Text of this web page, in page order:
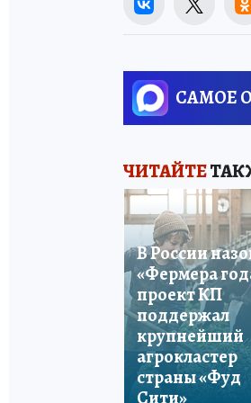
САМОЕ
ЧИТАЙТЕ
В России
«Фермера
проект КП
поддержал
крупнейший
агрокластер
страны «Фуд
Сити»